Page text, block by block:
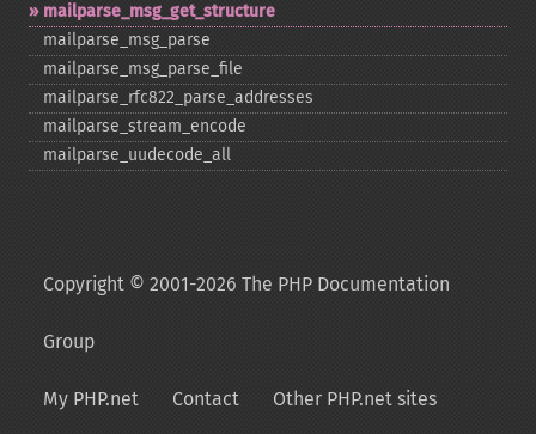
mailparse_​msg_​get_​structure
mailparse_​msg_​parse
mailparse_​msg_​parse_​file
mailparse_​rfc822_​parse_​addresses
mailparse_​stream_​encode
mailparse_​uudecode_​all
Copyright © 2001-2026 The PHP Documentation
Group
My PHP.net Contact Other PHP.net sites